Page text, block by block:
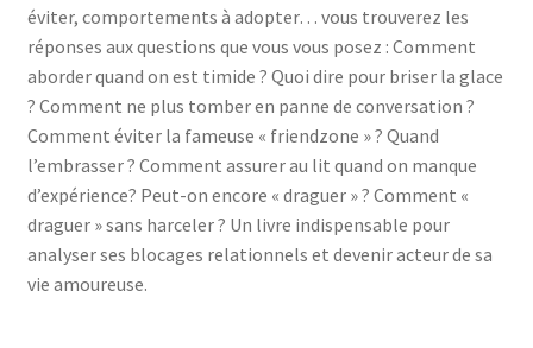
éviter, comportements à adopter… vous trouverez les
réponses aux questions que vous vous posez : Comment
aborder quand on est timide ? Quoi dire pour briser la glace
? Comment ne plus tomber en panne de conversation ?
Comment éviter la fameuse « friendzone » ? Quand
l’embrasser ? Comment assurer au lit quand on manque
d’expérience? Peut-on encore « draguer » ? Comment «
draguer » sans harceler ? Un livre indispensable pour
analyser ses blocages relationnels et devenir acteur de sa
vie amoureuse.